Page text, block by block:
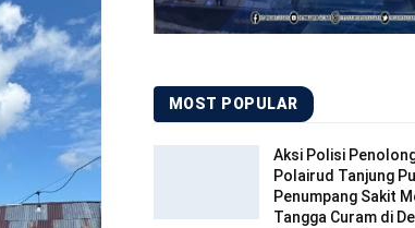
MOST POPULAR
Aksi Polisi
Polairud Tanjung
Penumpang Sakit
Tangga Curam di